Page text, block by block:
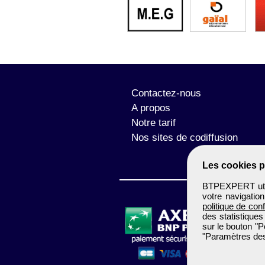
Les cookies
BTPEXPERT
votre
politique de
des
sur le bouton
"Paramètres
Contactez-nous
A propos
Notre tarif
Nos sites de codiffusion